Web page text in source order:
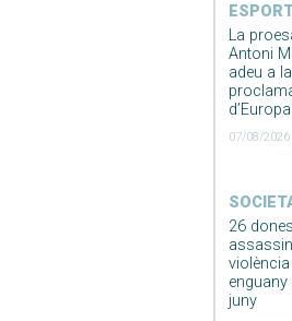
La
Antoni
adeu a
d’Europa
07/08/2026
26
violència
juny